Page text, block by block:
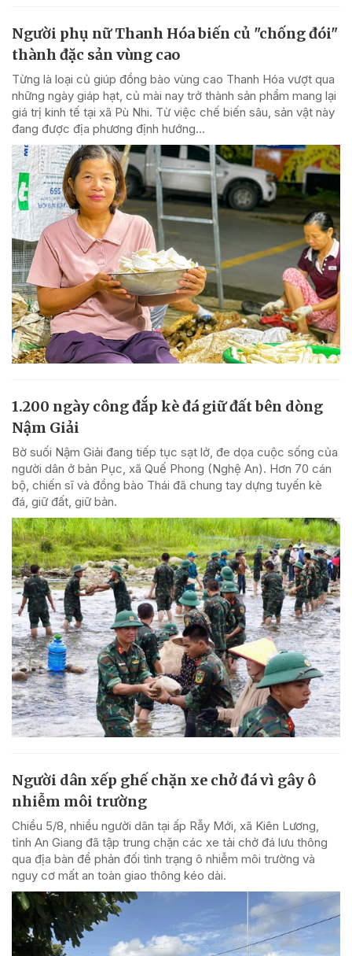
Người phụ nữ Thanh Hóa biến củ "chống đói"
thành đặc sản vùng cao
Từng là loại củ giúp đồng bào vùng cao Thanh Hóa vượt qua
những ngày giáp hạt, củ mài nay trở thành sản phẩm mang lại
giá trị kinh tế tại xã Pù Nhi. Từ việc chế biến sâu, sản vật này
đang được địa phương định hướng...
1.200 ngày công đắp kè đá giữ đất bên dòng
Nậm Giải
Bờ suối Nậm Giải đang tiếp tục sạt lở, đe dọa cuộc sống của
người dân ở bản Pục, xã Quế Phong (Nghệ An). Hơn 70 cán
bộ, chiến sĩ và đồng bào Thái đã chung tay dựng tuyến kè
đá, giữ đất, giữ bản.
Người dân xếp ghế chặn xe chở đá vì gây ô
nhiễm môi trường
Chiều 5/8, nhiều người dân tại ấp Rẫy Mới, xã Kiên Lương,
tỉnh An Giang đã tập trung chặn các xe tải chở đá lưu thông
qua địa bàn để phản đối tình trạng ô nhiễm môi trường và
nguy cơ mất an toàn giao thông kéo dài.